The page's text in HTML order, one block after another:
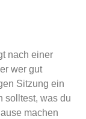
nach einer
wer gut
Sitzung ein
solltest, was du
machen